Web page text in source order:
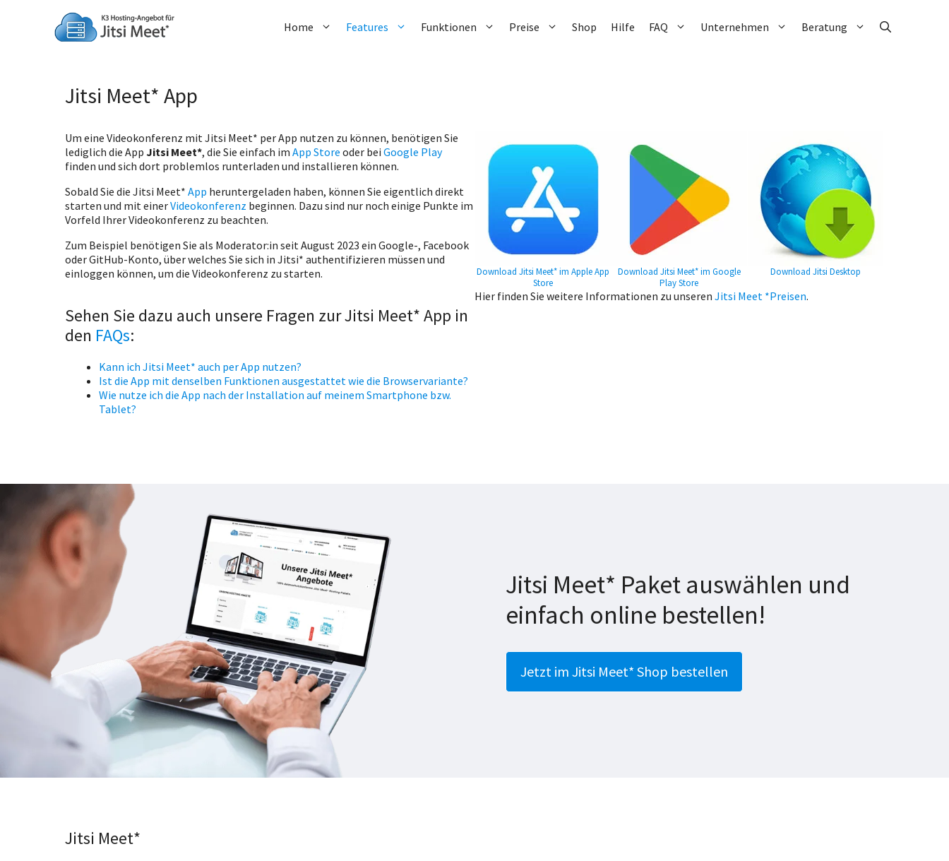
Home Features Funktionen Preise Shop Hilfe FAQ Unternehmen Beratung
Jitsi Meet* App
Um eine Videokonferenz mit Jitsi Meet* per App nutzen zu können, benötigen Sie
lediglich die App Jitsi Meet*, die Sie einfach im App Store oder bei Google Play
finden und sich dort problemlos runterladen und installieren können.
Sobald Sie die Jitsi Meet* App heruntergeladen haben, können Sie eigentlich direkt
starten und mit einerVideokonferenz beginnen. Dazu sind nur noch einige Punkte im
Vorfeld Ihrer Videokonferenz zu beachten.
Zum Beispiel benötigen Sie als Moderator:in seit August 2023 ein Google-, Facebook
oder GitHub-Konto, über welches Sie sich in Jitsi* authentifizieren müssen und
einloggen können, um die Videokonferenz zu starten.
Sehen Sie dazu auch unsere Fragen zur Jitsi Meet* App in
den FAQs:
Kann ich Jitsi Meet* auch per App nutzen?
Ist die App mit denselben Funktionen ausgestattet wie die Browservariante?
Wie nutze ich die App nach der Installation auf meinem Smartphone bzw.
Tablet?
Download Jitsi Meet* im Apple App
Store
Download Jitsi Meet* im Google
Play Store
Download Jitsi Desktop
Hier finden Sie weitere Informationen zu unseren Jitsi Meet *Preisen.
Jitsi Meet* Paket auswählen und
einfach online bestellen!
Jetzt im Jitsi Meet* Shop bestellen
Jitsi Meet*